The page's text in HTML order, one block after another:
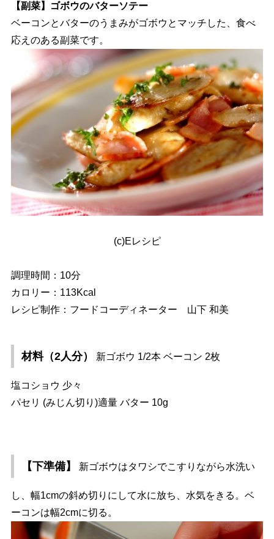
【副菜】ゴボウのバターソテー
ベーコンとバターのうまみがゴボウとマッチした、食べ
応えのある副菜です。
(c)Eレシピ
調理時間：10分
カロリー：113Kcal
レシピ制作：フードコーディネーター 山下 和美
材料（2人分） 新ゴボウ 1/2本 ベーコン 2枚
塩コショウ 少々
パセリ (みじん切り)適量 バター 10g
【下準備】 新ゴボウはタワシでこすりながら水洗い
し、幅1cmの斜め切りにして水に放ち、水気をきる。ベ
ーコンは幅2cmに切る。